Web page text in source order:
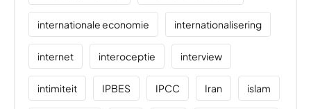
internationale economie internationalisering
internet interoceptie interview
intimiteit IPBES IPCC Iran islam